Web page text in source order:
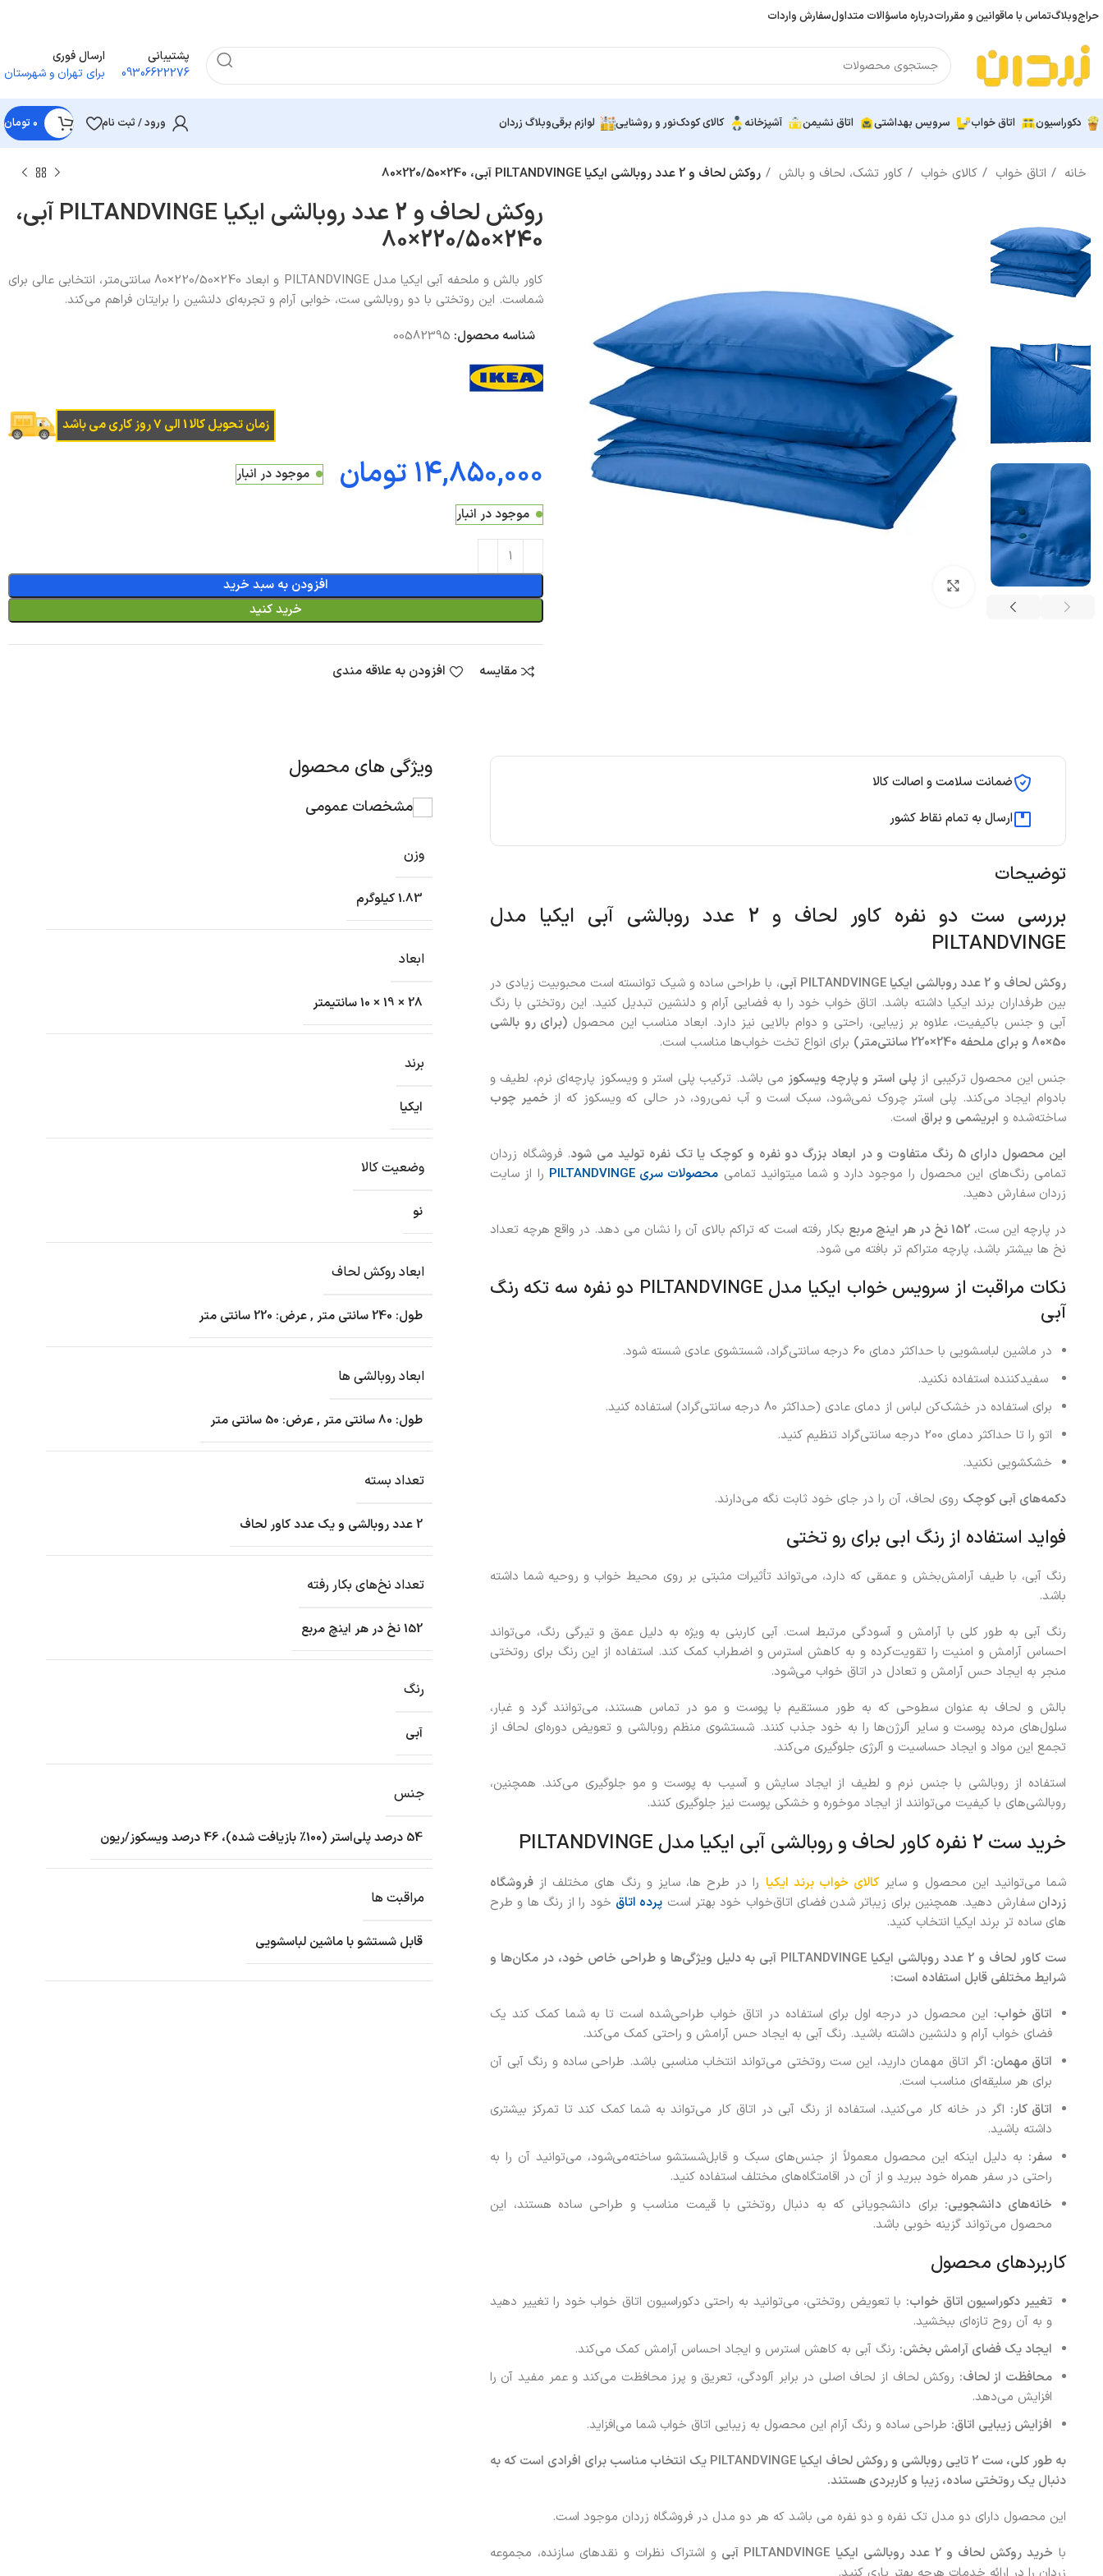
حراجوبلاگتماس با ماقوانین و مقرراتدرباره ماسؤالات متداولسفارش واردات
پشتیبانی
09306622276
ارسال فوری
برای تهران و شهرستان
دکوراسیون اتاق خواب سرویس بهداشتی اتاق نشیمن آشپزخانه کالای کودکنور و روشنایی لوازم برقیوبلاگ زردان ورود / ثبت نام ۰تومان
خانه اتاق خواب کالای خواب کاور تشک، لحاف و بالش روکش لحاف و 2 عدد روبالشی ایکیا PILTANDVINGE آبی، 240×220/50×80
روکش لحاف و 2 عدد روبالشی ایکیا PILTANDVINGE آبی،
240×220/50×80
کاور بالش و ملحفه آبی ایکیا مدل PILTANDVINGE و ابعاد 240×220/50×80 سانتی‌متر، انتخابی عالی برای
شماست. این روتختی با دو روبالشی ست، خوابی آرام و تجربه‌ای دلنشین را برایتان فراهم می‌کند.
شناسه محصول: 00582395
زمان تحویل کالا 1 الی 7 روز کاری می باشد
تومان موجود در انبار
موجود در انبار
افزودن به سبد خرید
خرید کنید
مقایسه افزودن به علاقه مندی
ضمانت سلامت و اصالت کالا
ارسال به تمام نقاط کشور
توضیحات
بررسی ست دو نفره کاور لحاف و 2 عدد روبالشی آبی ایکیا مدل
PILTANDVINGE
روکش لحاف و 2 عدد روبالشی ایکیا PILTANDVINGE آبی
، با طراحی ساده و شیک توانسته است محبوبیت زیادی در
بین طرفداران برند ایکیا داشته باشد. اتاق خواب خود را به فضایی آرام و دلنشین تبدیل کنید. این روتختی با رنگ
آبی و جنس باکیفیت، علاوه بر زیبایی، راحتی و دوام بالایی نیز دارد. ابعاد مناسب این محصول (برای رو بالشی
50×80 و برای ملحفه 240×220 سانتی‌متر)
برای انواع تخت خواب‌ها مناسب است.
جنس این محصول ترکیبی ازپلی استر و پارچه ویسکوزمی باشد. ترکیب پلی استر و ویسکوز پارچه‌ای نرم، لطیف و
بادوام ایجاد می‌کند. پلی استر چروک نمی‌شود، سبک است و آب نمی‌رود، در حالی که ویسکوز که از خمیر چوب
ساخته‌شده و ابریشمی و براق است.
این محصول دارای 5 رنگ متفاوت و در ابعاد بزرگ دو نفره و کوچک یا تک نفره تولید می شود
. فروشگاه زردان
تمامی رنگ‌های این محصول را موجود دارد و شما میتوانید تمامی محصولات سری PILTANDVINGE
را از سایت
زردان سفارش دهید.
در پارچه این ست، 152 نخ در هر اینچ مربع
بکار رفته است که تراکم بالای آن را نشان می دهد. در واقع هرچه تعداد
نخ ها بیشتر باشد، پارچه متراکم تر بافته می شود.
نکات مراقبت از سرویس خواب ایکیا مدل PILTANDVINGE دو نفره سه تکه رنگ
آبی
در ماشین لباسشویی با حداکثر دمای 60 درجه سانتی‌گراد، شستشوی عادی شسته شود.
سفیدکننده استفاده نکنید.
برای استفاده در خشک‌کن لباس از دمای عادی (حداکثر 80 درجه سانتی‌گراد) استفاده کنید.
اتو را تا حداکثر دمای 200 درجه سانتی‌گراد تنظیم کنید.
خشکشویی نکنید.
دکمه‌های آبی کوچک روی لحاف، آن را در جای خود ثابت نگه می‌دارند.
فواید استفاده از رنگ ابی برای رو تختی
رنگ آبی، با طیف آرامش‌بخش و عمقی که دارد، می‌تواند تأثیرات مثبتی بر روی محیط خواب و روحیه شما داشته
باشد.
رنگ آبی به طور کلی با آرامش و آسودگی مرتبط است. آبی کاربنی به ویژه به دلیل عمق و تیرگی رنگ، می‌تواند
احساس آرامش و امنیت را تقویت‌کرده و به کاهش استرس و اضطراب کمک کند. استفاده از این رنگ برای روتختی
منجر به ایجاد حس آرامش و تعادل در اتاق خواب می‌شود.
بالش و لحاف به عنوان سطوحی که به طور مستقیم با پوست و مو در تماس هستند، می‌توانند گرد و غبار،
سلول‌های مرده پوست و سایر آلرژن‌ها را به خود جذب کنند. شستشوی منظم روبالشی و تعویض دوره‌ای لحاف از
تجمع این مواد و ایجاد حساسیت و آلرژی جلوگیری می‌کند.
استفاده از روبالشی با جنس نرم و لطیف از ایجاد سایش و آسیب به پوست و مو جلوگیری می‌کند. همچنین،
روبالشی‌های با کیفیت می‌توانند از ایجاد موخوره و خشکی پوست نیز جلوگیری کنند.
خرید ست 2 نفره کاور لحاف و روبالشی آبی ایکیا مدل PILTANDVINGE
شما می‌توانید این محصول و سایر کالای خواب برند ایکیا را در طرح ها، سایز و رنگ های مختلف ازفروشگاه
زردان سفارش دهید. همچنین برای زیباتر شدن فضای اتاق‌خواب خود بهتر است پرده اتاق خود را از رنگ ها و طرح
های ساده تر برند ایکیا انتخاب کنید.
ست کاور لحاف و 2 عدد روبالشی ایکیا PILTANDVINGE آبی به دلیل ویژگی‌ها و طراحی خاص خود، در مکان‌ها و
شرایط مختلفی قابل استفاده است:
اتاق خواب: این محصول در درجه اول برای استفاده در اتاق خواب طراحی‌شده است تا به شما کمک کند یک
فضای خواب آرام و دلنشین داشته باشید. رنگ آبی به ایجاد حس آرامش و راحتی کمک می‌کند.
اتاق مهمان: اگر اتاق مهمان دارید، این ست روتختی می‌تواند انتخاب مناسبی باشد. طراحی ساده و رنگ آبی آن
برای هر سلیقه‌ای مناسب است.
اتاق کار: اگر در خانه کار می‌کنید، استفاده از رنگ آبی در اتاق کار می‌تواند به شما کمک کند تا تمرکز بیشتری
داشته باشید.
سفر: به دلیل اینکه این محصول معمولاً از جنس‌های سبک و قابل‌شستشو ساخته‌می‌شود، می‌توانید آن را به
راحتی در سفر همراه خود ببرید و از آن در اقامتگاه‌های مختلف استفاده کنید.
خانه‌های دانشجویی: برای دانشجویانی که به دنبال روتختی با قیمت مناسب و طراحی ساده هستند، این
محصول می‌تواند گزینه خوبی باشد.
کاربردهای محصول
تغییر دکوراسیون اتاق خواب: با تعویض روتختی، می‌توانید به راحتی دکوراسیون اتاق خواب خود را تغییر دهید
و به آن روح تازه‌ای ببخشید.
ایجاد یک فضای آرامش بخش: رنگ آبی به کاهش استرس و ایجاد احساس آرامش کمک می‌کند.
محافظت از لحاف: روکش لحاف از لحاف اصلی در برابر آلودگی، تعریق و پرز محافظت می‌کند و عمر مفید آن را
افزایش می‌دهد.
افزایش زیبایی اتاق: طراحی ساده و رنگ آرام این محصول به زیبایی اتاق خواب شما می‌افزاید.
به طور کلی، ست 2 تایی روبالشی و روکش لحاف ایکیا PILTANDVINGE یک انتخاب مناسب برای افرادی است که به
دنبال یک روتختی ساده، زیبا و کاربردی هستند.
این محصول دارای دو مدل تک نفره و دو نفره می باشد که هر دو مدل در فروشگاه زردان موجود است.
با خرید روکش لحاف و 2 عدد روبالشی ایکیا PILTANDVINGE آبی
و اشتراک نظرات و نقدهای سازنده، مجموعه
ویژگی های محصول
مشخصات عمومی
وزن
1.83 کیلوگرم
ابعاد
28 × 19 × 10 سانتیمتر
برند
ایکیا
وضعیت کالا
نو
ابعاد روکش لحاف
طول: 240 سانتی متر ,عرض: 220 سانتی متر
ابعاد روبالشی ها
طول: 80 سانتی متر ,عرض: 50 سانتی متر
تعداد بسته
2 عدد روبالشی و یک عدد کاور لحاف
تعداد نخ‌های بکار رفته
152 نخ در هر اینچ مربع
رنگ
آبی
جنس
54 درصد پلی‌استر (100٪ بازیافت شده)، 46 درصد ویسکوز/ریون
مراقبت ها
قابل شستشو با ماشین لباسشویی